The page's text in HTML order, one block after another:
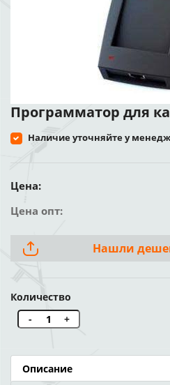
Программатор для
Наличие уточняйте у
Цена:
Цена опт:
Нашли
Количество
-
+
Описание